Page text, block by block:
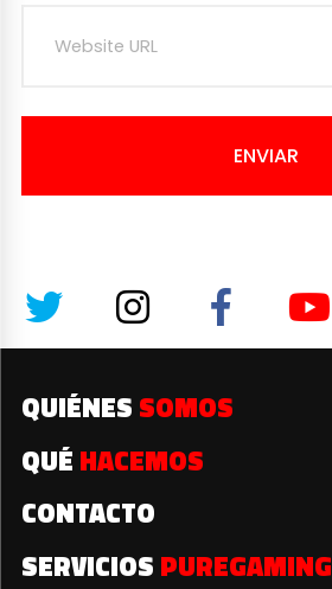
ENVIAR
QUIÉNES SOMOS
QUÉ HACEMOS
CONTACTO
SERVICIOS PUREGAMING